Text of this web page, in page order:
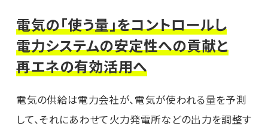
電気の「使う量」をコントロールし​
電力システムの安定性への貢献と
再エネの有効活用へ
電気の供給は電力会社が、電気が使われる量を予測
して、それにあわせて火力発電所などの出力を調整す